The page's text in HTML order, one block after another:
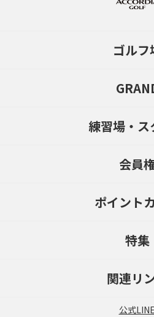
ゴルフ
練習場・ス
会員
ポイント
特集
関連リ
公式LINE